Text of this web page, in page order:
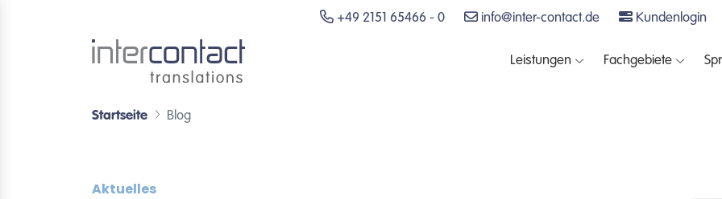
+49 2151 65466 - 0 info@inter-contact.de Kundenlogin
Leistungen Fachgebiete
Startseite Blog
Aktuelles